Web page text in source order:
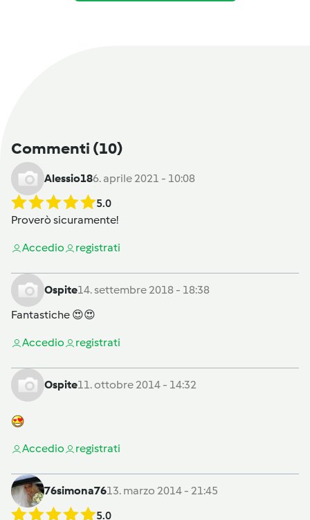
Commenti (10)
Alessio186. aprile 2021 - 10:08
5.0
Proverò sicuramente!
Accedio registrati
Ospite14. settembre 2018 - 18:38
Fantastiche 😍😍
Accedio registrati
Ospite11. ottobre 2014 - 14:32
Accedio registrati
76simona7613. marzo 2014 - 21:45
5.0